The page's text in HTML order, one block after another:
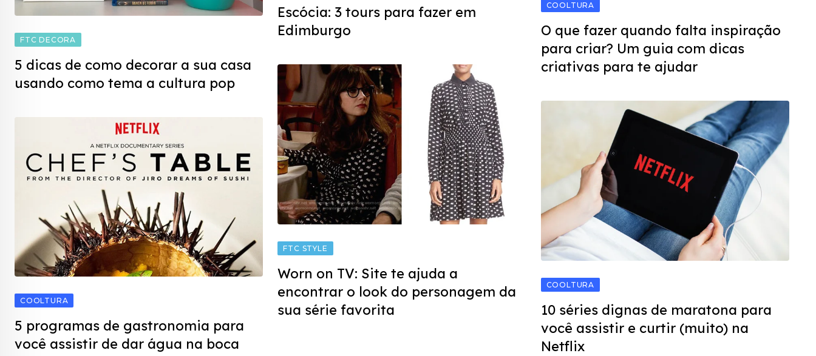
Escócia: 3 tours para fazer em
Edimburgo
COOLTURA
O que fazer quando falta inspiração
para criar? Um guia com dicas
criativas para te ajudar
FTC DECORA
5 dicas de como decorar a sua casa
usando como tema a cultura pop
FTC STYLE
Worn on TV: Site te ajuda a
encontrar o look do personagem da
sua série favorita
COOLTURA
10 séries dignas de maratona para
você assistir e curtir (muito) na
Netflix
COOLTURA
5 programas de gastronomia para
você assistir de dar água na boca